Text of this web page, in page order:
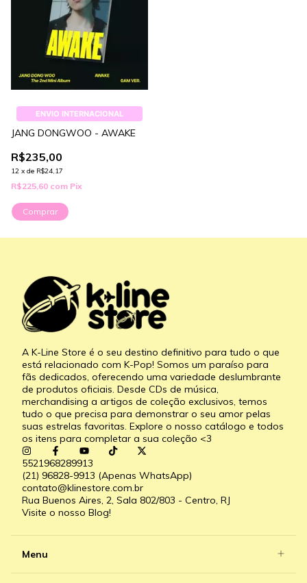
ENVIO INTERNACIONAL
JANG DONGWOO - AWAKE
R$235,00
12 x de R$24,17
R$225,60 com Pix
Comprar
A K-Line Store é o seu destino definitivo para tudo o que
está relacionado com K-Pop! Somos um paraíso para
fãs dedicados, oferecendo uma variedade deslumbrante
de produtos oficiais. Desde CDs de música,
merchandising a artigos de coleção exclusivos, temos
tudo o que precisa para demonstrar o seu amor pelas
suas estrelas favoritas. Explore o nosso catálogo e todos
os itens para completar a sua coleção <3
5521968289913
(21) 96828-9913 (Apenas WhatsApp)
contato@klinestore.com.br
Rua Buenos Aires, 2, Sala 802/803 - Centro, RJ
Visite o nosso Blog!
Menu